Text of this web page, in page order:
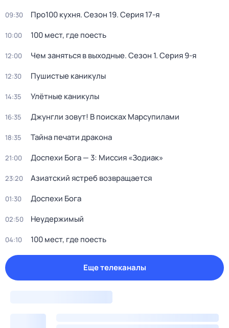
09:30 Про100 кухня. Сезон 19. Серия 17-я
10:00 100 мест, где поесть
12:00 Чем заняться в выходные. Сезон 1. Серия 9-я
12:30 Пушистые каникулы
14:35 Улётные каникулы
16:35 Джунгли зовут! В поисках Марсупилами
18:35 Тайна печати дракона
21:00 Доспехи Бога — 3: Миссия «Зодиак»
23:20 Азиатский ястреб возвращается
01:30 Доспехи Бога
02:50 Неудержимый
04:10 100 мест, где поесть
Еще телеканалы